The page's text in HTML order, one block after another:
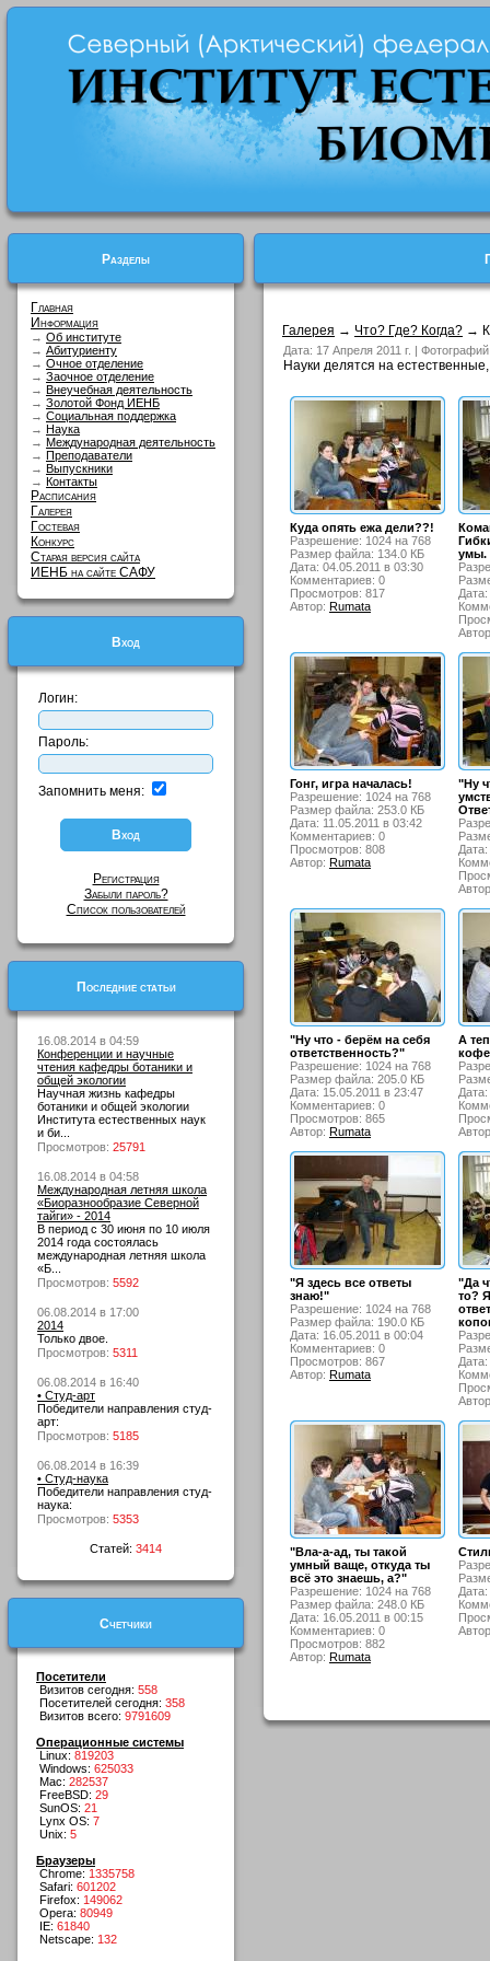
Разделы
Главная
Информация
→ Об институте
→ Абитуриенту
→ Очное отделение
→ Заочное отделение
→ Внеучебная деятельность
→ Золотой Фонд ИЕНБ
→ Социальная поддержка
→ Наука
→ Международная деятельность
→ Преподаватели
→ Выпускники
→ Контакты
Расписания
Галерея
Гостевая
Конкурс
Старая версия сайта
ИЕНБ на сайте САФУ
Вход
Логин:
Пароль:
Запомнить меня:
Регистрация
Забыли пароль?
Список пользователей
Последние статьи
16.08.2014 в 04:59
Конференции и научные
чтения кафедры ботаники и
общей экологии
Научная жизнь кафедры
ботаники и общей экологии
Института естественных наук
и би...
Просмотров: 25791
16.08.2014 в 04:58
Международная летняя школа
«Биоразнообразие Северной
тайги» - 2014
В период с 30 июня по 10 июля
2014 года состоялась
международная летняя школа
«Б...
Просмотров: 5592
06.08.2014 в 17:00
2014
Только двое.
Просмотров: 5311
06.08.2014 в 16:40
• Студ-арт
Победители направления студ-
арт:
Просмотров: 5185
06.08.2014 в 16:39
• Студ-наука
Победители направления студ-
наука:
Просмотров: 5353
Статей: 3414
Счетчики
Посетители
Визитов сегодня: 558
Посетителей сегодня: 358
Визитов всего: 9791609
Операционные системы
Linux: 819203
Windows: 625033
Mac: 282537
FreeBSD: 29
SunOS: 21
Lynx OS: 7
Unix: 5
Браузеры
Chrome: 1335758
Safari: 601202
Firefox: 149062
Opera: 80949
IE: 61840
Netscape: 132
Галерея → Что? Где? Когда? →
Дата: 17 Апреля 2011 г. |
Науки делятся на
Куда опять ежа дели??!
Разрешение: 1024 на 768
Размер файла: 134.0 КБ
Дата: 04.05.2011 в 03:30
Комментариев: 0
Просмотров: 817
Автор: Rumata
умы.
Гонг, игра началась!
Разрешение: 1024 на 768
Размер файла: 253.0 КБ
Дата: 11.05.2011 в 03:42
Комментариев: 0
Просмотров: 808
Автор: Rumata
"Ну
"Ну что - берём на себя
ответственность?"
Разрешение: 1024 на 768
Размер файла: 205.0 КБ
Дата: 15.05.2011 в 23:47
Комментариев: 0
Просмотров: 865
Автор: Rumata
А
"Я здесь все ответы
знаю!"
Разрешение: 1024 на 768
Размер файла: 190.0 КБ
Дата: 16.05.2011 в 00:04
Комментариев: 0
Просмотров: 867
Автор: Rumata
"Да
то?
"Вла-а-ад, ты такой
умный ваще, откуда ты
всё это знаешь, а?"
Разрешение: 1024 на 768
Размер файла: 248.0 КБ
Дата: 16.05.2011 в 00:15
Комментариев: 0
Просмотров: 882
Автор: Rumata